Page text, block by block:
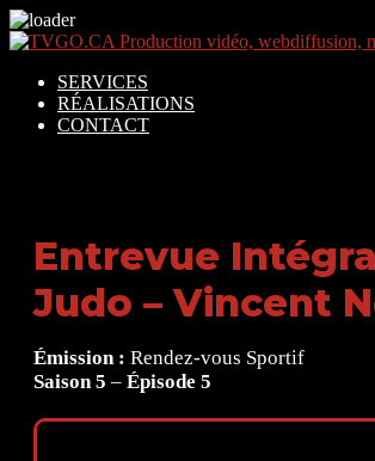
SERVICES
RÉALISATIONS
CONTACT
Entrevue
Judo – Vincent
Émission : Rendez-vous Sportif
Saison 5 – Épisode 5